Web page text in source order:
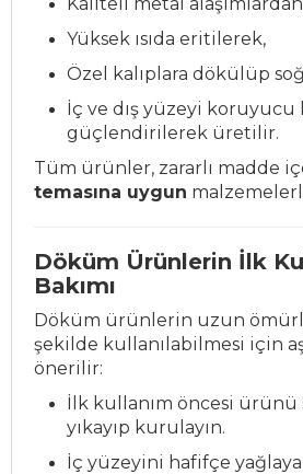
Yüksek ısıda eritilerek,
Özel kalıplara dökülüp
İç ve dış yüzeyi koruyucu
güçlendirilerek üretilir.
Tüm ürünler, zararlı madde
temasına uygun
Döküm Ürünlerin İlk
Bakımı
Döküm ürünlerin uzun
şekilde kullanılabilmesi için
önerilir:
İlk kullanım öncesi ürünü
yıkayıp kurulayın.
İç yüzeyini hafifçe